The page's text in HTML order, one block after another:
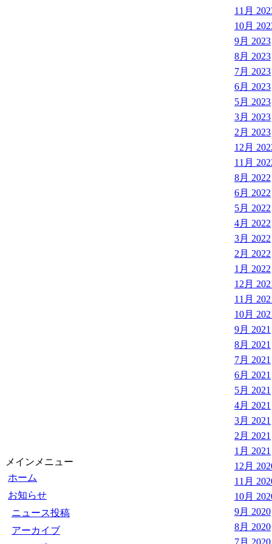
メインメニュー
ホーム
お知らせ
ニュース投稿
アーカイブ
11月
10月
9月 2023
8月 2023
7月 2023
6月 2023
5月 2023
3月 2023
2月 2023
12月
11月
8月 2022
6月 2022
5月 2022
4月 2022
3月 2022
2月 2022
1月 2022
12月
11月
10月
9月 2021
8月 2021
7月 2021
6月 2021
5月 2021
4月 2021
3月 2021
2月 2021
1月 2021
12月
11月
10月
9月 2020
8月 2020
7月 2020